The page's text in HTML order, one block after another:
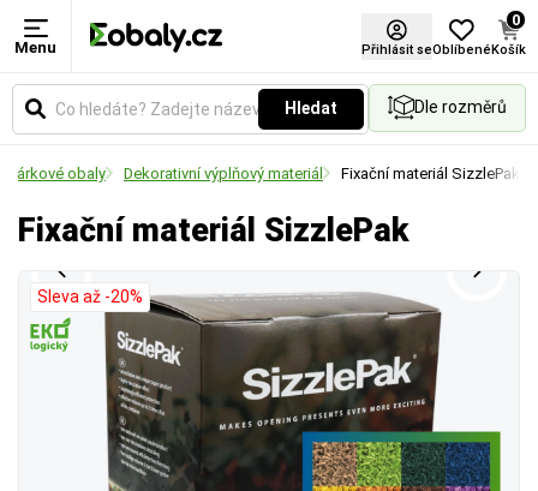
Menu Přihlásit seOblíbené
0
Košík
Hledat Dle rozměrů
Dárkové obaly Dekorativní výplňový materiál Fixační materiál SizzlePak
Fixační materiál SizzlePak
Sleva až -20%
Barva
Vyberte si barevné provedení obalů a balicích